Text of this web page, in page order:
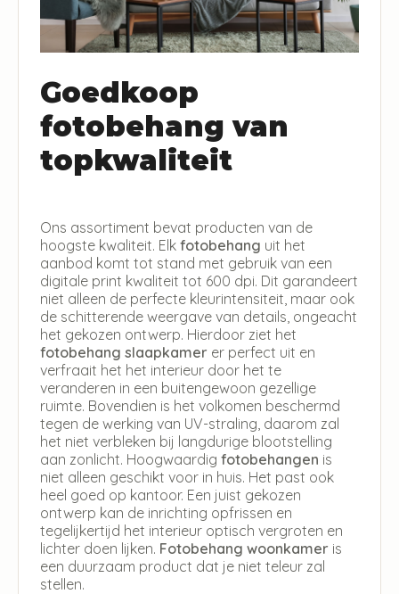
Goedkoop
fotobehang van
topkwaliteit
Ons assortiment bevat producten van de
hoogste kwaliteit. Elk fotobehang uit het
aanbod komt tot stand met gebruik van een
digitale print kwaliteit tot 600 dpi. Dit garandeert
niet alleen de perfecte kleurintensiteit, maar ook
de schitterende weergave van details, ongeacht
het gekozen ontwerp. Hierdoor ziet het
fotobehang slaapkamer er perfect uit en
verfraait het het interieur door het te
veranderen in een buitengewoon gezellige
ruimte. Bovendien is het volkomen beschermd
tegen de werking van UV-straling, daarom zal
het niet verbleken bij langdurige blootstelling
aan zonlicht. Hoogwaardig fotobehangen is
niet alleen geschikt voor in huis. Het past ook
heel goed op kantoor. Een juist gekozen
ontwerp kan de inrichting opfrissen en
tegelijkertijd het interieur optisch vergroten en
lichter doen lijken. Fotobehang woonkamer is
een duurzaam product dat je niet teleur zal
stellen.